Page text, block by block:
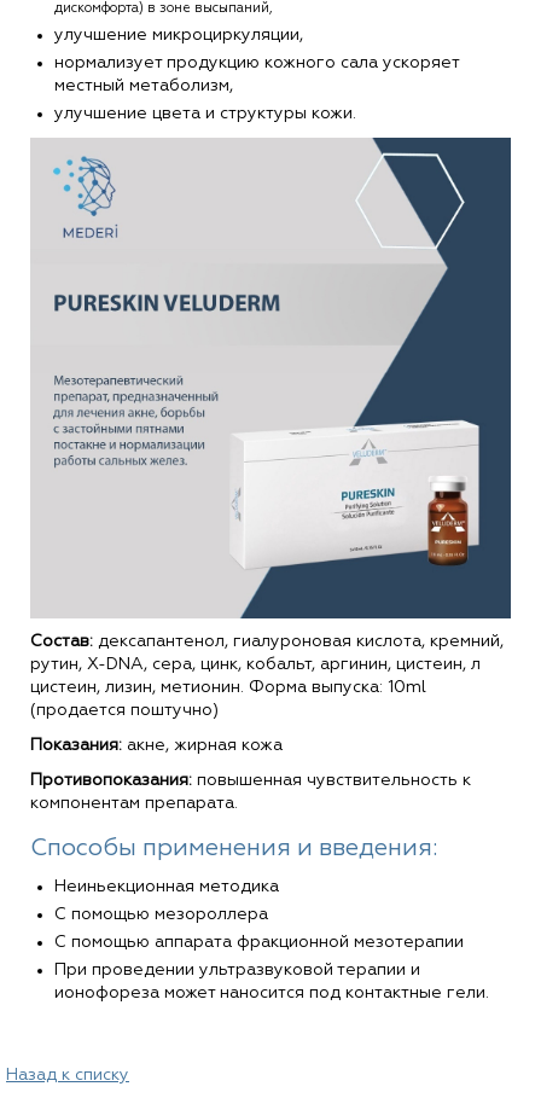
дискомфорта) в зоне высыпаний,
улучшение микроциркуляции,
нормализует продукцию кожного сала ускоряет
местный метаболизм,
улучшение цвета и структуры кожи.
Состав: дексапантенол, гиалуроновая кислота, кремний,
рутин, X-DNA, сера, цинк, кобальт, аргинин, цистеин, л
цистеин, лизин, метионин. Форма выпуска: 10ml
(продается поштучно)
Показания: акне, жирная кожа
Противопоказания: повышенная чувствительность к
компонентам препарата.
Способы применения и введения:
Неиньекционная методика
С помощью мезороллера
С помощью аппарата фракционной мезотерапии
При проведении ультразвуковой терапии и
ионофореза может наносится под контактные гели.
Назад к списку